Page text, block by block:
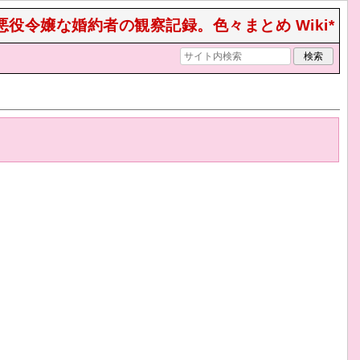
役令嬢な婚約者の観察記録。色々まとめ Wiki*